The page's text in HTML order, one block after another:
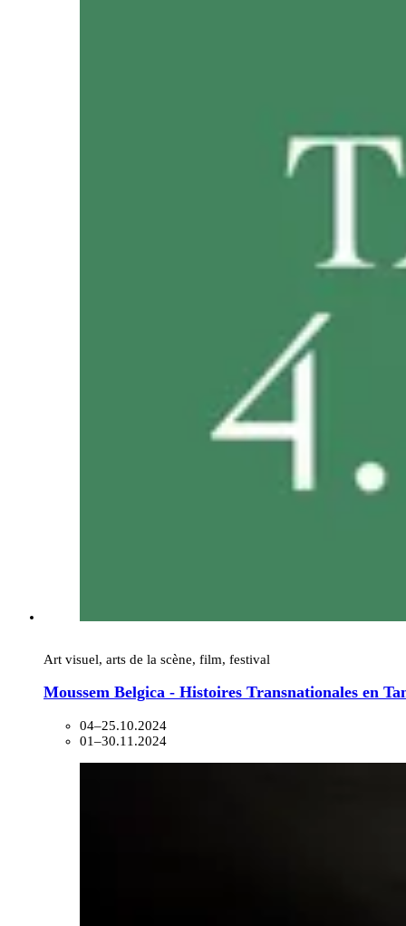
Art visuel, arts de la scène, film, festival
Moussem Belgica - Histoires Transnationales en
04–25.10.2024
01–30.11.2024